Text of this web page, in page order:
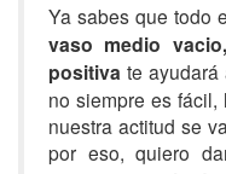
Ya sabes que todo
vaso medio
positiva te ayudará
no siempre es fácil,
nuestra actitud se
por eso, quiero